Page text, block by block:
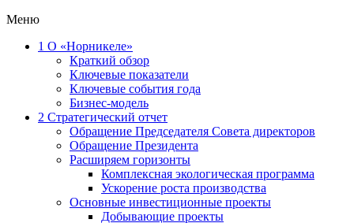
Меню
1 О «Норникеле»
Краткий обзор
Ключевые показатели
Ключевые события года
Бизнес-модель
2 Стратегический отчет
Обращение Председателя Совета директоров
Обращение Президента
Расширяем горизонты
Комплексная экологическая программа
Ускорение роста производства
Основные инвестиционные проекты
Добывающие проекты